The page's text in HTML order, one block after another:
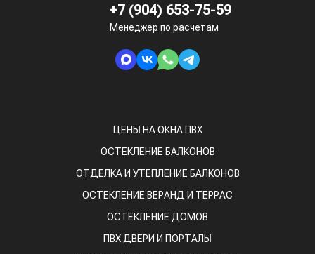
+7 (904) 653-75-59
Менеджер по расчетам
ЦЕНЫ НА ОКНА ПВХ
ОСТЕКЛЕНИЕ БАЛКОНОВ
ОТДЕЛКА И УТЕПЛЕНИЕ БАЛКОНОВ
ОСТЕКЛЕНИЕ ВЕРАНД И ТЕРРАС
ОСТЕКЛЕНИЕ ДОМОВ
ПВХ ДВЕРИ И ПОРТАЛЫ